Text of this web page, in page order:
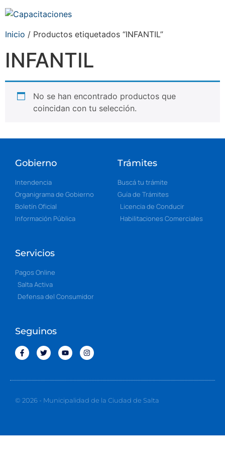
Inicio / Productos etiquetados “INFANTIL”
INFANTIL
No se han encontrado productos que
coincidan con tu selección.
Gobierno
Intendencia
Organigrama de Gobierno
Boletín Oficial
Información Pública
Trámites
Buscá tu trámite
Guía de Trámites
Licencia de Conducir
Habilitaciones Comerciales
Servicios
Pagos Online
Salta Activa
Defensa del Consumidor
Seguinos
© 2026 - Municipalidad de la Ciudad de Salta